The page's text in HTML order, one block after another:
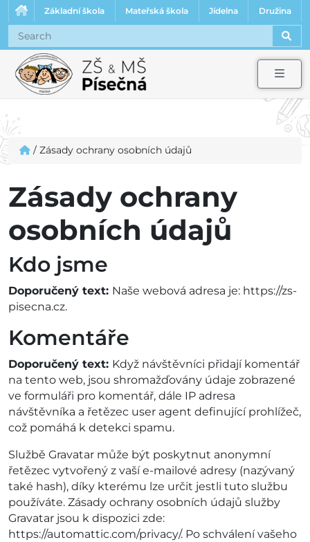
Základní škola Mateřská škola Jídelna Družina
/ Zásady ochrany osobních údajů
Zásady ochrany
osobních údajů
Kdo jsme
Doporučený text: Naše webová adresa je: https://zs-
pisecna.cz.
Komentáře
Doporučený text: Když návštěvníci přidají komentář
na tento web, jsou shromažďovány údaje zobrazené
ve formuláři pro komentář, dále IP adresa
návštěvníka a řetězec user agent definující prohlížeč,
což pomáhá k detekci spamu.
Službě Gravatar může být poskytnut anonymní
řetězec vytvořený z vaší e-mailové adresy (nazývaný
také hash), díky kterému lze určit jestli tuto službu
používáte. Zásady ochrany osobních údajů služby
Gravatar jsou k dispozici zde:
https://automattic.com/privacy/. Po schválení vašeho